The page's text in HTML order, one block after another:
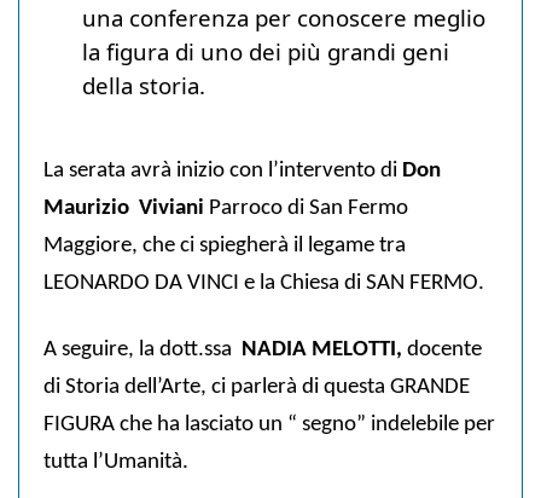
una conferenza per conoscere meglio
la figura di uno dei più grandi geni
della storia.
La serata avrà inizio con l’intervento di Don
Maurizio Viviani Parroco di San Fermo
Maggiore, che ci spiegherà il legame tra
LEONARDO DA VINCI e la Chiesa di SAN FERMO.
A seguire, la dott.ssa NADIA MELOTTI, docente
di Storia dell’Arte, ci parlerà di questa GRANDE
FIGURA che ha lasciato un “ segno” indelebile per
tutta l’Umanità.